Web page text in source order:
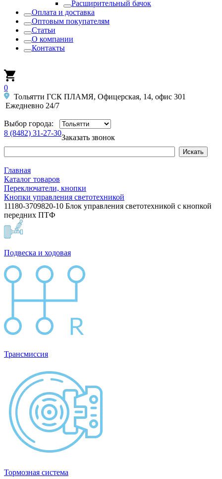
Расширительный бачок
Оплата и доставка
Оптовым покупателям
Статьи
О компании
Контакты
0
Тольятти ГСК ПЛАМЯ, Офицерская, 14, офис 301
Ежедневно 24/7
Выбор города:
8 (8482) 31-27-30
Заказать звонок
Главная
Каталог товаров
Переключатели, кнопки
Кнопки управления светотехникой
11180-3709820-10 Блок управления светотехникой с кнопкой
передних ПТФ
Подвеска и ходовая
Трансмиссия
Тормозная система